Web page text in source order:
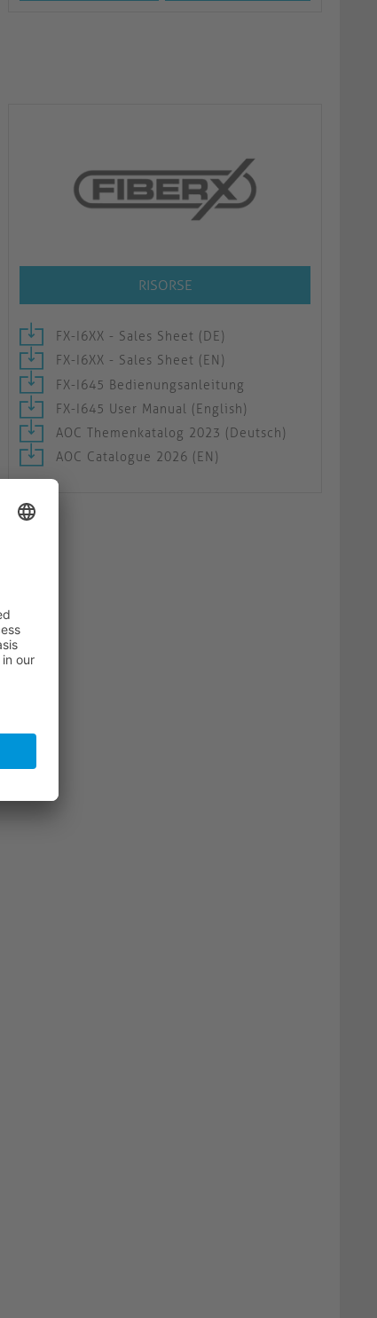
RISORSE
FX-I6XX - Sales Sheet (DE)
FX-I6XX - Sales Sheet (EN)
FX-I645 Bedienungsanleitung
FX-I645 User Manual (English)
AOC Themenkatalog 2023 (Deutsch)
AOC Catalogue 2026 (EN)